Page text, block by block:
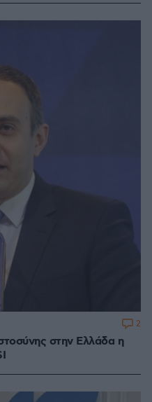
στην Ελλάδα η
2